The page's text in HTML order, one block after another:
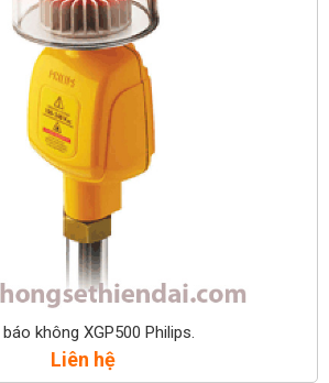
không XGP500 Philips.
Liên hệ